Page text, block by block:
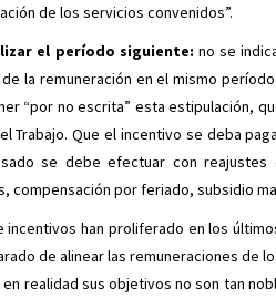
de los servicios convenidos”.
el período siguiente: no se
la remuneración en el mismo
“por no escrita” esta estipulación,
Trabajo. Que el incentivo se deba
se debe efectuar con
compensación por feriado, subsidio
incentivos han proliferado en los
de alinear las remuneraciones de
realidad sus objetivos no son tan